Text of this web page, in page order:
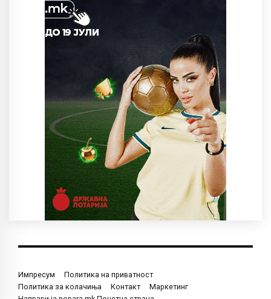
Импресум
Политика на приватност
Политика за колачиња
Контакт
Маркетинг